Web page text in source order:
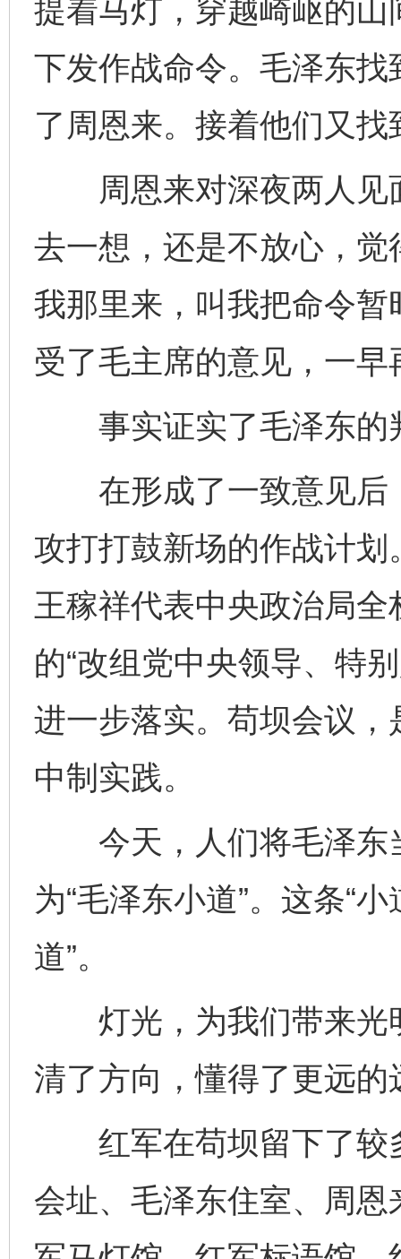
提着马灯，穿越崎岖的
下发作战命令。毛泽东
了周恩来。接着他们又
周恩来对深夜两人见
去一想，还是不放心，
我那里来，叫我把命令
受了毛主席的意见，一
事实证实了毛泽东的
在形成了一致意见后
攻打打鼓新场的作战计
王稼祥代表中央政治局
的“改组党中央领导、特
进一步落实。苟坝会议
中制实践。
今天，人们将毛泽东
为“毛泽东小道”。这条“
道”。
灯光，为我们带来光
清了方向，懂得了更远的
红军在苟坝留下了较
会址、毛泽东住室、周